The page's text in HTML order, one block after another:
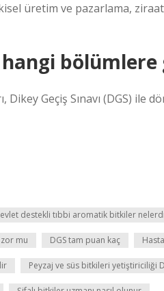
üretim ve pazarlama,
hangi
Geçiş Sınavı (DGS) ile
destekli tıbbi aromatik bitkiler
zor mu DGS tam puan kaç
Peyzaj ve süs bitkileri yetiştiriciliği